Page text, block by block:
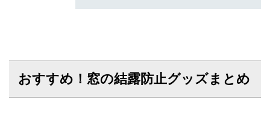
おすすめ！窓の結露防止グッズまとめ